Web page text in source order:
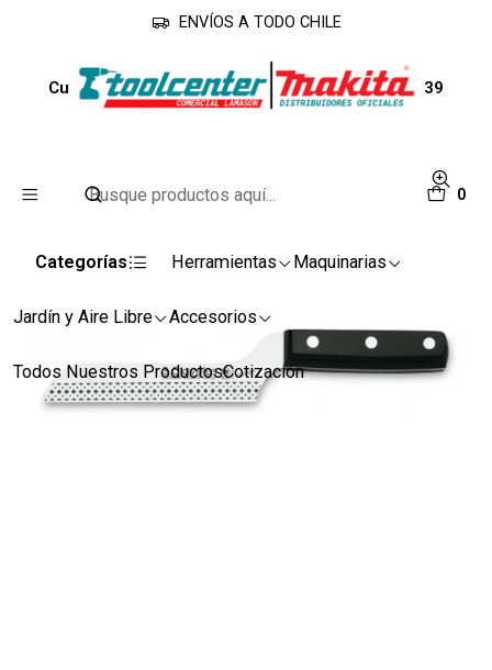
0
Categorías Herramientas Maquinarias
Jardín y Aire Libre Accesorios
Todos Nuestros ProductosCotización
ENVÍOS A TODO CHILE
Inicio Accesorios
Cuchillos
Cuchillo Queso 3 claveles Inox Unibl 12 cm #1139